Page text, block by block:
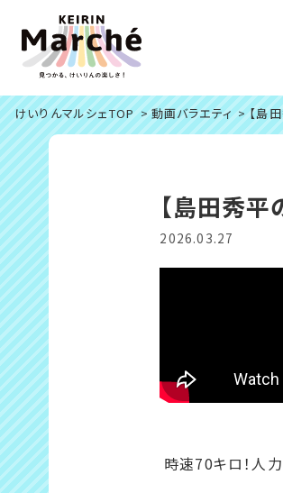
けいりんマルシェTOP 動画バラエティ 【島
【島田秀
2026.03.27
時速70キロ！人